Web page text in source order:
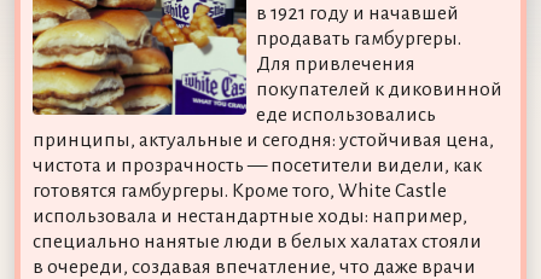
в 1921 году и начавшей
продавать гамбургеры.
Для привлечения
покупателей к диковинной
еде использовались
принципы, актуальные и сегодня: устойчивая цена,
чистота и прозрачность — посетители видели, как
готовятся гамбургеры. Кроме того, White Castle
использовала и нестандартные ходы: например,
специально нанятые люди в белых халатах стояли
в очереди, создавая впечатление, что даже врачи